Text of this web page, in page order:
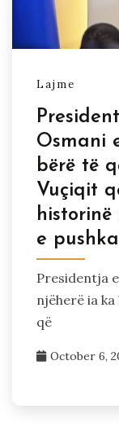
Lajme
Osmani
bërë të
Vuçiqit
e
Presidentja
njëherë ia
që
October 6,